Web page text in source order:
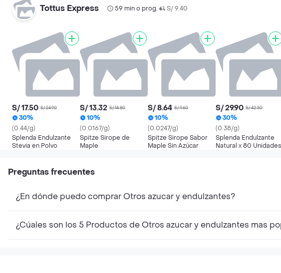
Tottus Express 59 min o prog.• S/ 9.40
S/ 17.50 S/ 24.90
30%
(0.44/g)
Splenda Endulzante
Stevia en Polvo
S/ 13.32 S/ 14.80
10%
(0.0167/g)
Spitze Sirope de
Maple
S/ 8.64 S/ 9.60
10%
(0.0247/g)
Spitze Sirope Sabor
Maple Sin Azúcar
S/ 29.90 S/ 42.50
30%
(0.38/g)
Splenda Endulzante
Natural x 80 Unidades
Preguntas frecuentes
¿En dónde puedo comprar Otros azucar y endulzantes?
¿Cúales son los 5 Productos de Otros azucar y endulzantes mas